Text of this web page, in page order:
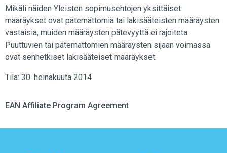
Mikäli näiden Yleisten sopimusehtojen yksittäiset
määräykset ovat pätemättömiä tai lakisääteisten määräysten
vastaisia, muiden määräysten pätevyyttä ei rajoiteta.
Puuttuvien tai pätemättömien määräysten sijaan voimassa
ovat senhetkiset lakisääteiset määräykset.
Tila: 30. heinäkuuta 2014
EAN Affiliate Program Agreement